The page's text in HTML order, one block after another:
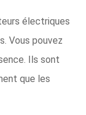
électriques
Vous pouvez
Ils sont
que les